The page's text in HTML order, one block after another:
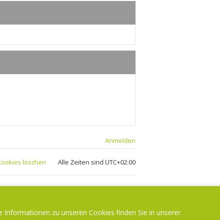
r
Anmelden
Alle Zeiten sind UTC+02:00
löschen
zu unseren Cookies finden Sie in unserer